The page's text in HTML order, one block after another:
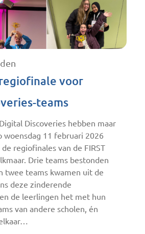
voor
teams
Discoveries hebben maar
woensdag 11 februari 2026
regiofinales van de FIRST
Drie teams bestonden
twee teams kwamen uit de
deze zinderende
de leerlingen het met hun
van andere scholen, én